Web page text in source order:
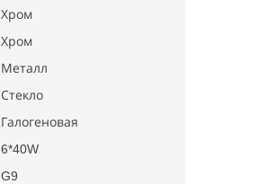
Хром
Хром
Металл
Стекло
Галогеновая
6*40W
G9